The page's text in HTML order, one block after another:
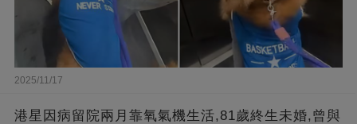
2025/11/17
港星因病留院兩月靠氧氣機生活,81歲終生未婚,曾與